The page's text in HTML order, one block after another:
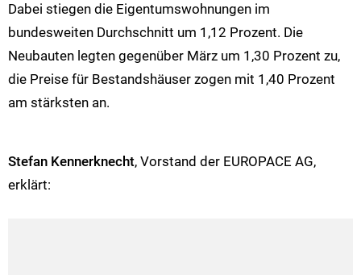
Dabei stiegen die Eigentumswohnungen im
bundesweiten Durchschnitt um 1,12 Prozent. Die
Neubauten legten gegenüber März um 1,30 Prozent zu,
die Preise für Bestandshäuser zogen mit 1,40 Prozent
am stärksten an.
Stefan Kennerknecht, Vorstand der EUROPACE AG,
erklärt: